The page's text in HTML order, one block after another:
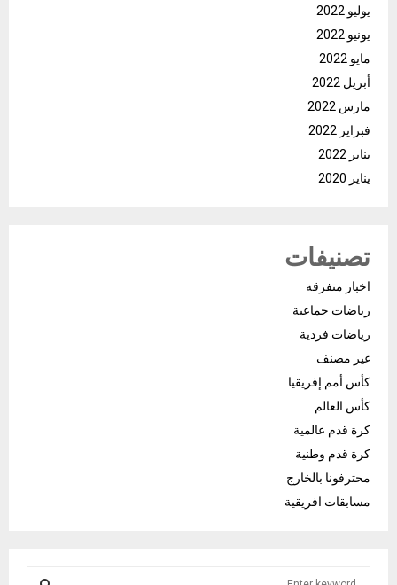
يوليو 2022
يونيو 2022
مايو 2022
أبريل 2022
مارس 2022
فبراير 2022
يناير 2022
يناير 2020
تصنيفات
اخبار متفرقة
رياضات جماعية
رياضات فردية
غير مصنف
كأس أمم إفريقيا
كأس العالم
كرة قدم عالمية
كرة قدم وطنية
محترفونا بالخارج
مسابقات افريقية